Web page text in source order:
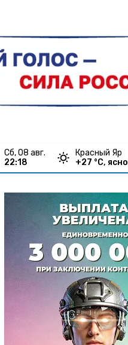
сб, 08 авг.
22:18
Красный Яр
+27 °С, ясно